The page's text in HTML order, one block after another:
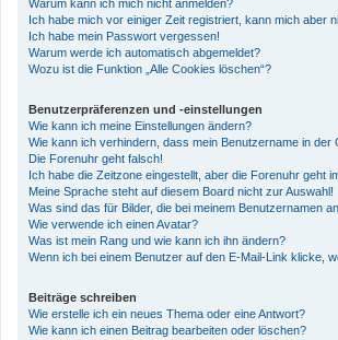
Warum kann ich mich nicht anmelden?
Ich habe mich vor einiger Zeit registriert, kann mich aber
Ich habe mein Passwort vergessen!
Warum werde ich automatisch abgemeldet?
Wozu ist die Funktion „Alle Cookies löschen“?
Benutzerpräferenzen und -einstellungen
Wie kann ich meine Einstellungen ändern?
Wie kann ich verhindern, dass mein Benutzername in der
Die Forenuhr geht falsch!
Ich habe die Zeitzone eingestellt, aber die Forenuhr geht
Meine Sprache steht auf diesem Board nicht zur Auswahl!
Was sind das für Bilder, die bei meinem Benutzernamen
Wie verwende ich einen Avatar?
Was ist mein Rang und wie kann ich ihn ändern?
Wenn ich bei einem Benutzer auf den E-Mail-Link klicke,
Beiträge schreiben
Wie erstelle ich ein neues Thema oder eine Antwort?
Wie kann ich einen Beitrag bearbeiten oder löschen?